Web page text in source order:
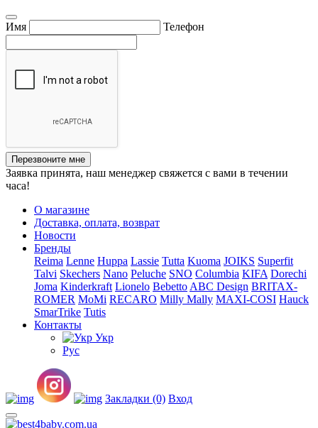
Имя Телефон
Перезвоните мне
Заявка принята, наш менеджер свяжется с вами в течении
часа!
О магазине
Доставка, оплата, возврат
Новости
Бренды
Reima Lenne Huppa Lassie Tutta Kuoma JOIKS Superfit
Talvi Skechers Nano Peluche SNO Columbia KIFA Dorechi
Joma Kinderkraft Lionelo Bebetto ABC Design BRITAX-
ROMER MoMi RECARO Milly Mally MAXI-COSI Hauck
SmarTrike Tutis
Контакты
Укр
Рус
Закладки (0) Вход